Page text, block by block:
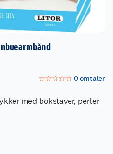
☆☆☆☆☆ 0omtaler
med bokstaver, perler